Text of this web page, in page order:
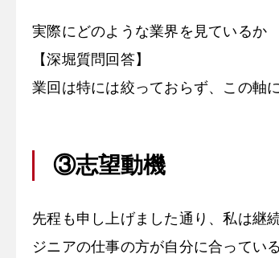
実際にどのような業界を見ているか
【深堀質問回答】
業回は特には絞っておらず、この軸
③志望動機
先程も申し上げました通り、私は継
ジニアの仕事の方が自分に合ってい